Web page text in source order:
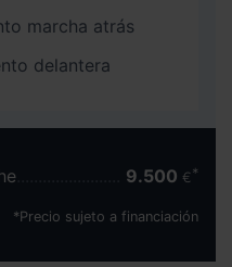
marcha atrás
delantera
9.500 €
*Precio sujeto a financiación